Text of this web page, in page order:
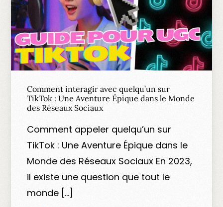
Comment interagir avec quelqu’un sur
TikTok : Une Aventure Épique dans le Monde
des Réseaux Sociaux
Comment appeler quelqu’un sur
TikTok : Une Aventure Épique dans le
Monde des Réseaux Sociaux En 2023,
il existe une question que tout le
monde […]